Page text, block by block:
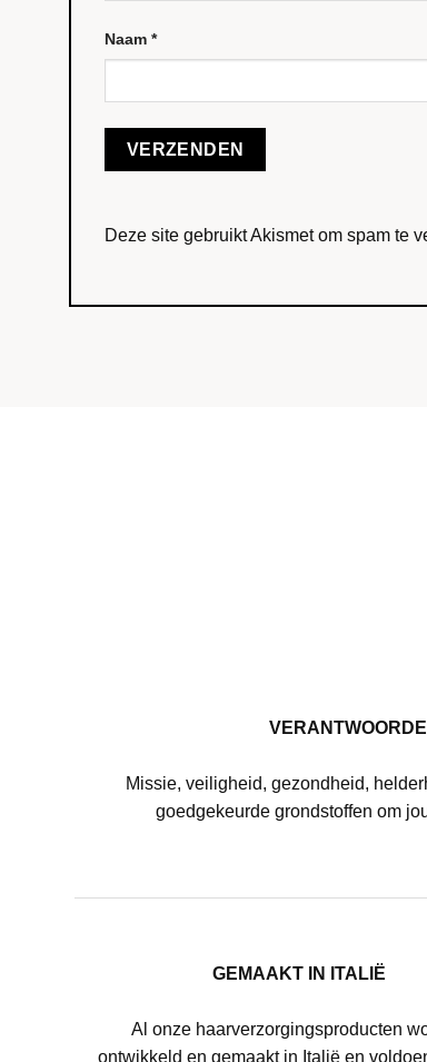
Naam *
Deze site gebruikt Akismet om spam te
Missie, veiligheid, gezondheid,
goedgekeurde grondstoffen om
GEMAAKT IN ITALIË
Al onze haarverzorgingsproducten
ontwikkeld en gemaakt in Italië en